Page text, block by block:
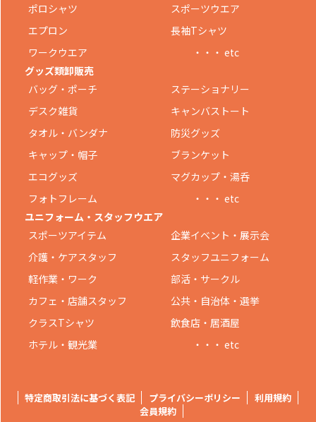
ポロシャツ
スポーツウエア
エプロン
長袖Tシャツ
ワークウエア
・・・ etc
グッズ類卸販売
バッグ・ポーチ
ステーショナリー
デスク雑貨
キャンバストート
タオル・バンダナ
防災グッズ
キャップ・帽子
ブランケット
エコグッズ
マグカップ・湯呑
フォトフレーム
・・・ etc
ユニフォーム・スタッフウエア
スポーツアイテム
企業イベント・展示会
介護・ケアスタッフ
スタッフユニフォーム
軽作業・ワーク
部活・サークル
カフェ・店舗スタッフ
公共・自治体・選挙
クラスTシャツ
飲食店・居酒屋
ホテル・観光業
・・・ etc
特定商取引法に基づく表記 プライバシーポリシー
利用規約
会員規約